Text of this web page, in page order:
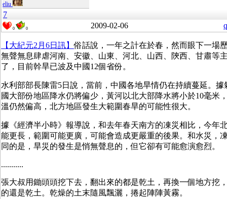
eliu
7
0 0 2009-02-06
【大紀元2月6日訊】俗話說，一年之計在於春，然而眼下一場
無聲無息肆虐河南、安徽、山東、河北、山西、陝西、甘肅等
了，目前幹旱已波及中國12個省份。
水利部部長陳雷5日說，當前，中國各地旱情仍在持續蔓延。
國大部份地區降水仍將偏少，黃河以北大部降水將小於10毫米
溫仍然偏高，北方地區發生大範圍春旱的可能性很大。
據《經濟半小時》報導說，和去年春天南方的凍災相比，今年
能更長，範圍可能更廣，可能會造成更嚴重的後果。和水災，
同的是，旱災的發生是悄無聲息的，但它卻有可能愈演愈烈。
...........
張大叔用鋤頭頭挖下去，翻出來的都是乾土，再換一個地方挖
的還是乾土。乾燥的土末隨風飄灑，捲起陣陣黃霧。